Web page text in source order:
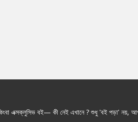
এক্সক্লুসিভ বই— কী নেই এখানে ? শুধু 'বই পড়া' নয়,